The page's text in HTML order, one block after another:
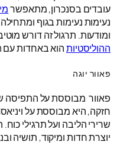
עובדים בסנכרון, מתאפשר
נעימות נעימות בגוף
ומודעות. תרגול זה דורש
ההוליסטיותהוא באחדות עם
פאוור יוגה
פאוור מבוססת על התפיסה
חזקה, היא מבוססת על
שרירי הליבה ועל תרגילי
יוצרת חדות ומיקוד, תושיה